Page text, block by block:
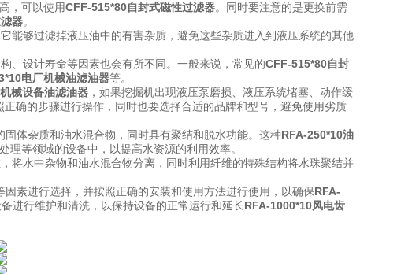
，可以使用CFF-515*80自封式磁性过滤器。同时要注意的是更换前需
器。
能够过滤掉液压油中的有害杂质，避免这些杂质进入到液压系统的其他
、设计寿命等因素也会有所不同。一般来说，常见的CFF-515*80自封
电厂机械油滤油器等。
械设备油滤油器 ，如果挖掘机出现液压泵磨损、液压系统堵塞、动作缓
正确的步骤进行操作，同时也要选择合适的品牌和型号，避免使用劣质
体杂质和油水混合物，同时具有聚结和脱水功能。这种RFA-250*10油
等领域的设备中，以提高水资源的利用效率。
将水中杂物和油水混合物分离，同时利用纤维的特殊结构将水珠聚结并
素进行选择，并按照正确的安装和使用方法进行使用，以确保RFA-
进行维护和清洗，以保持设备的正常运行和延长RFA-1000*10风电齿